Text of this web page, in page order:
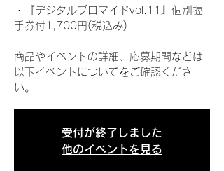
・『デジタルブロマイドvol.11』個別握
手券付1,700円(税込み)
商品やイベントの詳細、応募期間などは
以下イベントについてをご確認くださ
い。
受付が終了しました
他のイベントを見る